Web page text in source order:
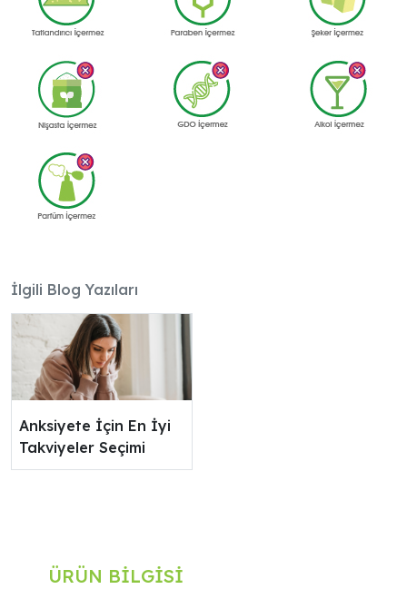
İlgili Blog Yazıları
Anksiyete İçin En İyi
Takviyeler Seçimi
ÜRÜN BILGISI